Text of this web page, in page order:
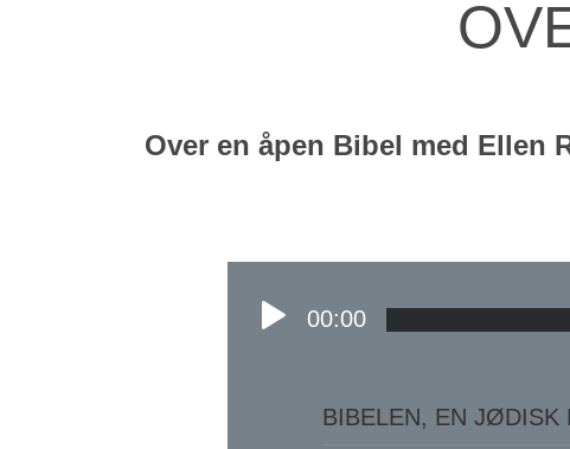
Over en åpen Bibel med Ellen
00:00
BIBELEN, EN JØDISK